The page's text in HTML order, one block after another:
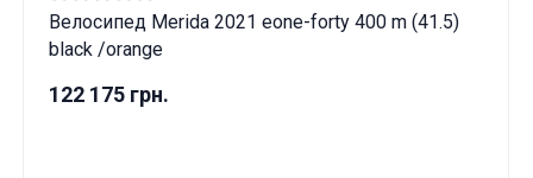
Велосипед Merida 2021 eone-forty 400 m (41.5)
black /orange
122 175 грн.